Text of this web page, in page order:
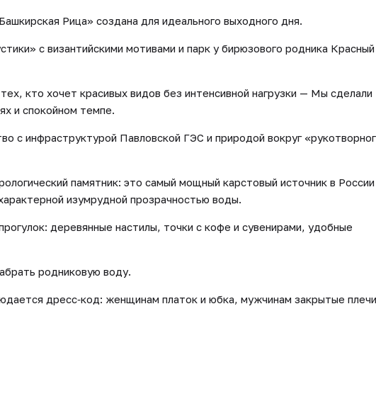
Рица» создана для идеального выходного дня.
с византийскими мотивами и парк у бирюзового родника Красный
кто хочет красивых видов без интенсивной нагрузки — Мы сделали
и спокойном темпе.
с инфраструктурой Павловской ГЭС и природой вокруг
памятник: это самый мощный карстовый источник в России
изумрудной прозрачностью воды.
деревянные настилы, точки с кофе и сувенирами, удобные
родниковую воду.
дресс‑код: женщинам платок и юбка, мужчинам закрытые